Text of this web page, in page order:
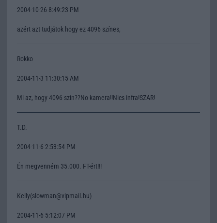
2004-10-26 8:49:23 PM
azért azt tudjátok hogy ez 4096 színes,
Rokko
2004-11-3 11:30:15 AM
Mi az, hogy 4096 szín??No kamera!!Nics infra!SZAR!
T.D.
2004-11-6 2:53:54 PM
Én megvenném 35.000. FT-ért!!!
Kelly(slowman@vipmail.hu)
2004-11-6 5:12:07 PM